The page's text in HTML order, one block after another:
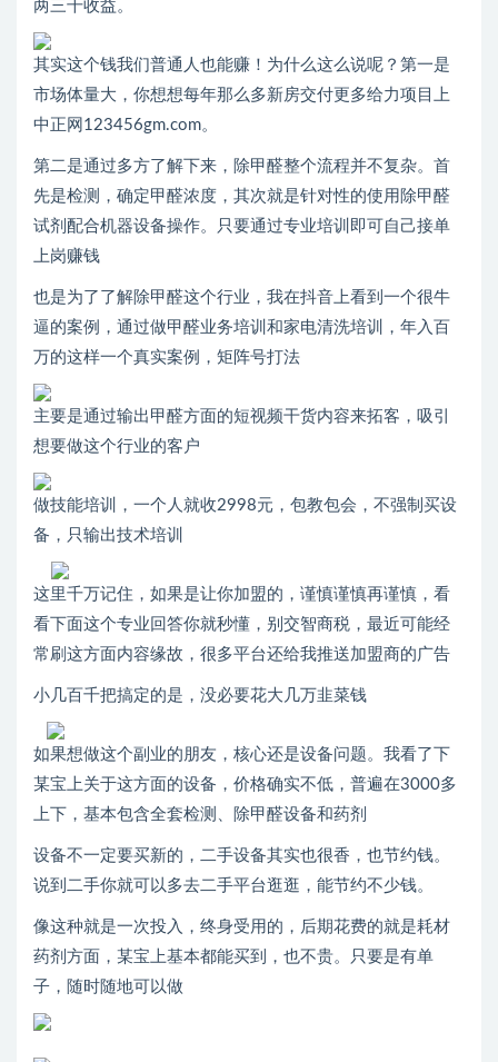
两三千收益。
其实这个钱我们普通人也能赚！为什么这么说呢？第一是
市场体量大，你想想每年那么多新房交付更多给力项目上
中正网123456gm.com。
第二是通过多方了解下来，除甲醛整个流程并不复杂。首
先是检测，确定甲醛浓度，其次就是针对性的使用除甲醛
试剂配合机器设备操作。只要通过专业培训即可自己接单
上岗赚钱
也是为了了解除甲醛这个行业，我在抖音上看到一个很牛
逼的案例，通过做甲醛业务培训和家电清洗培训，年入百
万的这样一个真实案例，矩阵号打法
主要是通过输出甲醛方面的短视频干货内容来拓客，吸引
想要做这个行业的客户
做技能培训，一个人就收2998元，包教包会，不强制买设
备，只输出技术培训
这里千万记住，如果是让你加盟的，谨慎谨慎再谨慎，看
看下面这个专业回答你就秒懂，别交智商税，最近可能经
常刷这方面内容缘故，很多平台还给我推送加盟商的广告
小几百千把搞定的是，没必要花大几万韭菜钱
如果想做这个副业的朋友，核心还是设备问题。我看了下
某宝上关于这方面的设备，价格确实不低，普遍在3000多
上下，基本包含全套检测、除甲醛设备和药剂
设备不一定要买新的，二手设备其实也很香，也节约钱。
说到二手你就可以多去二手平台逛逛，能节约不少钱。
像这种就是一次投入，终身受用的，后期花费的就是耗材
药剂方面，某宝上基本都能买到，也不贵。只要是有单
子，随时随地可以做